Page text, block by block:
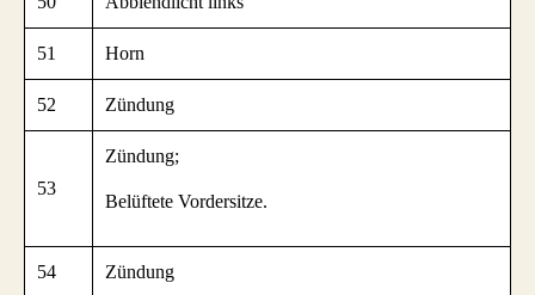
51 Horn
52 Zündung
53
Zündung;
Belüftete Vordersitze.
54 Zündung